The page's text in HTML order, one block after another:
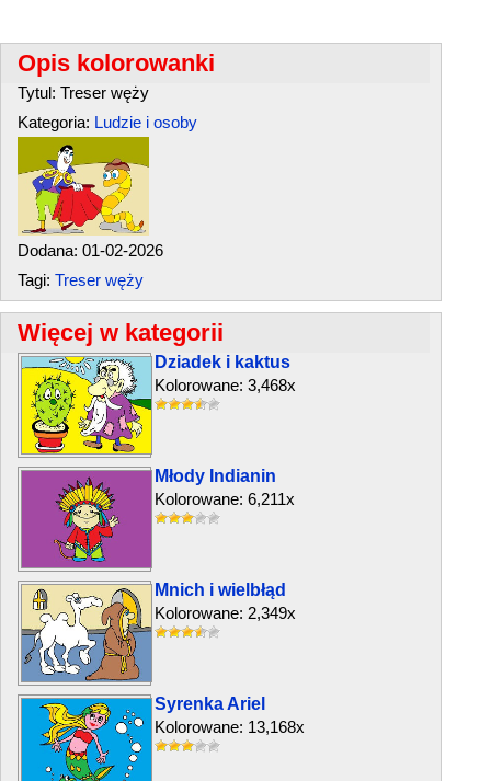
Opis kolorowanki
Tytul: Treser węży
Kategoria: Ludzie i osoby
Dodana: 01-02-2026
Tagi: Treser węży
Więcej w kategorii
Dziadek i kaktus
Kolorowane: 3,468x
Młody Indianin
Kolorowane: 6,211x
Mnich i wielbłąd
Kolorowane: 2,349x
Syrenka Ariel
Kolorowane: 13,168x